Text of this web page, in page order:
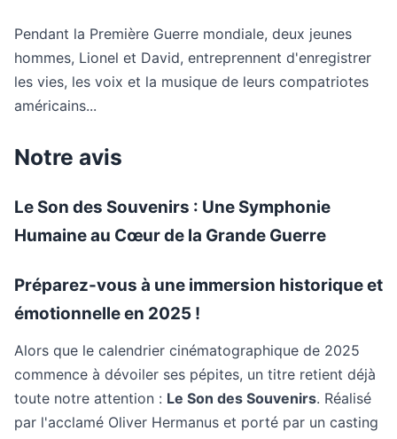
Pendant la Première Guerre mondiale, deux jeunes
hommes, Lionel et David, entreprennent d'enregistrer
les vies, les voix et la musique de leurs compatriotes
américains...
Notre avis
Le Son des Souvenirs : Une Symphonie
Humaine au Cœur de la Grande Guerre
Préparez-vous à une immersion historique et
émotionnelle en 2025 !
Alors que le calendrier cinématographique de 2025
commence à dévoiler ses pépites, un titre retient déjà
toute notre attention : Le Son des Souvenirs. Réalisé
par l'acclamé Oliver Hermanus et porté par un casting